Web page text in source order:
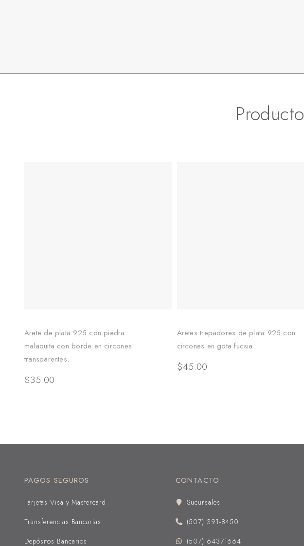
Arete de plata 925 con piedra
malaquita con borde en circones
transparentes.
$35.00
Aretes trepadores de plata 925 con
circones en gota fucsia.
$45.00
PAGOS SEGUROS
Tarjetas Visa y Mastercard
Transferencias Bancarias
Depósitos Bancarios
CONTACTO
Sucursales
(507) 391-8450
(507) 64371664